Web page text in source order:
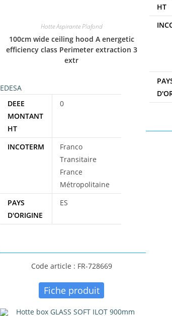
Hotte Aspirante Plafond
100cm wide ceiling hood A energetic
efficiency class Perimeter extraction 3
extr
EDESA
DEEE
MONTANT
HT
0
INCOTERM
Franco
Transitaire
France
Métropolitaine
PAYS
D'ORIGINE
ES
HT
Code article : FR-728669
Fiche produit